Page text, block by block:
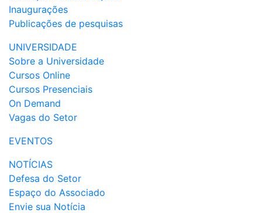
Inaugurações
Publicações de pesquisas
UNIVERSIDADE
Sobre a Universidade
Cursos Online
Cursos Presenciais
On Demand
Vagas do Setor
EVENTOS
NOTÍCIAS
Defesa do Setor
Espaço do Associado
Envie sua Notícia